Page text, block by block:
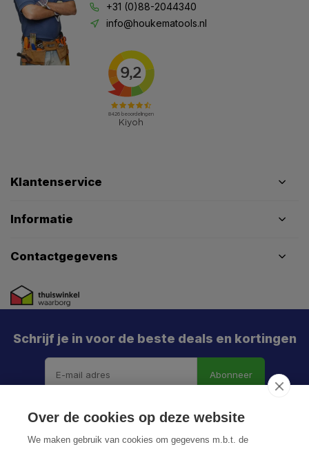
+31 (0)88-2044340
info@houkematools.nl
Klantenservice
Informatie
Contactgegevens
Schrijf je in voor de beste deals en kortingen
Abonneer
Over de cookies op deze website
We maken gebruik van cookies om gegevens m.b.t. de
Meld je aan en mis geen enkele actie, aanbieding
of nieuwe deal meer. Én je krijgt direct €5 korting!